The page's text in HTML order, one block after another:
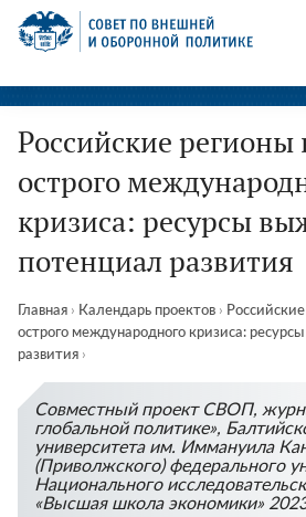
Перейти
СВОП
Российские регионы
острого
кризиса: ресурсы
потенциал развития
Главная › Календарь проектов ›
острого международного кризиса:
развития ›
Совместный проект СВОП,
глобальной политике»,
университета им. Иммануила
(Приволжского) федерального
Национального
«Высшая школа экономики» 2023